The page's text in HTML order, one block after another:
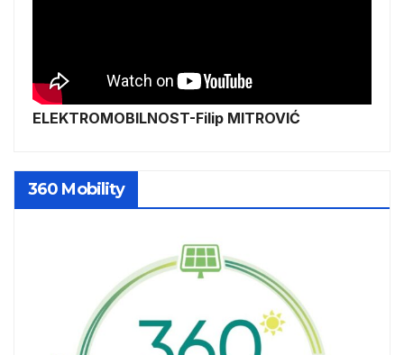
ELEKTROMOBILNOST-Filip MITROVIĆ
360 Mobility